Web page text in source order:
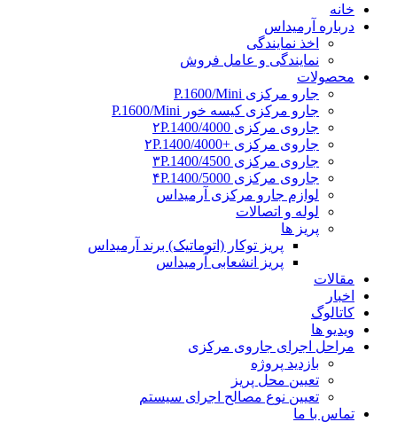
خانه
درباره آرمیداس
اخذ نمایندگی
نمایندگی و عامل فروش
محصولات
جارو مرکزی P.1600/Mini
جارو مرکزی کیسه خور P.1600/Mini
جاروی مرکزی ۲P.1400/4000
جاروی مرکزی +۲P.1400/4000
جاروی مرکزی ۳P.1400/4500
جاروی مرکزی ۴P.1400/5000
لوازم جارو مرکزی آرمیداس
لوله و اتصالات
پریز ها
پریز توکار (اتوماتیک) برند آرمیداس
پریز انشعابی آرمیداس
مقالات
اخبار
کاتالوگ
ویدیو ها
مراحل اجرای جاروی مرکزی
بازدید پروژه
تعیین محل پریز
تعیین نوع مصالح اجرای سیستم
تماس با ما